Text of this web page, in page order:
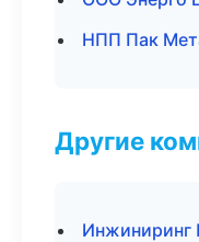
НПП Пак
Другие
Инжиниринг